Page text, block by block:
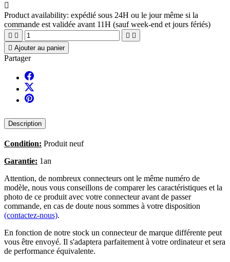

Product availability: expédié sous 24H ou le jour même si la
commande est validée avant 11H (sauf week-end et jours fériés)
   
 Ajouter au panier
Partager
Description
Condition: Produit neuf
Garantie: 1an
Attention, de nombreux connecteurs ont le même numéro de
modèle, nous vous conseillons de comparer les caractéristiques et la
photo de ce produit avec votre connecteur avant de passer
commande, en cas de doute nous sommes à votre disposition
(contactez-nous).
En fonction de notre stock un connecteur de marque différente peut
vous être envoyé. Il s'adaptera parfaitement à votre ordinateur et sera
de performance équivalente.